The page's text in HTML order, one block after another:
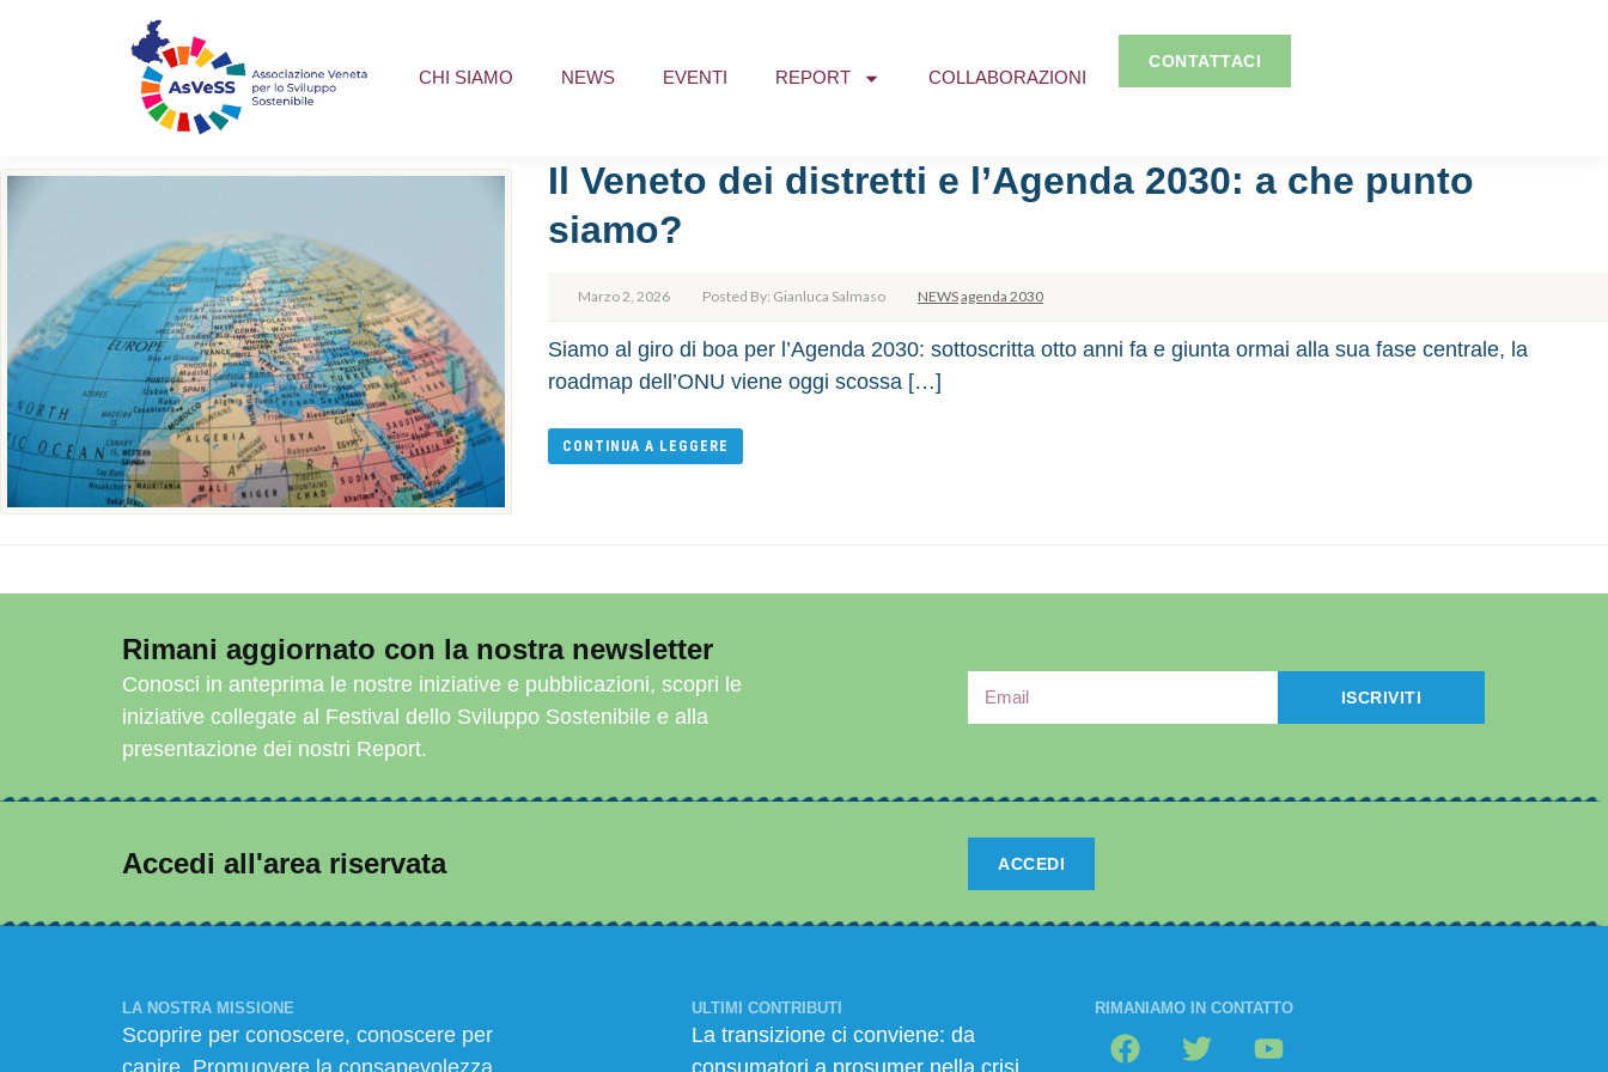
CHI SIAMO NEWS EVENTI REPORT COLLABORAZIONI
CONTATTACI
Il Veneto dei distretti e l’Agenda 2030: a che punto
siamo?
Marzo 2, 2026 Posted By: Gianluca Salmaso NEWSagenda 2030
Siamo al giro di boa per l’Agenda 2030: sottoscritta otto anni fa e giunta ormai alla sua fase centrale, la
roadmap dell’ONU viene oggi scossa […]
CONTINUA A LEGGERE
Rimani aggiornato con la nostra newsletter
Conosci in anteprima le nostre iniziative e pubblicazioni, scopri le
iniziative collegate al Festival dello Sviluppo Sostenibile e alla
presentazione dei nostri Report.
ISCRIVITI
Accedi all'area riservata ACCEDI
LA NOSTRA MISSIONE
Scoprire per conoscere, conoscere per
capire. Promuovere la consapevolezza
ULTIMI CONTRIBUTI
La transizione ci conviene: da
consumatori a prosumer nella crisi
RIMANIAMO IN CONTATTO